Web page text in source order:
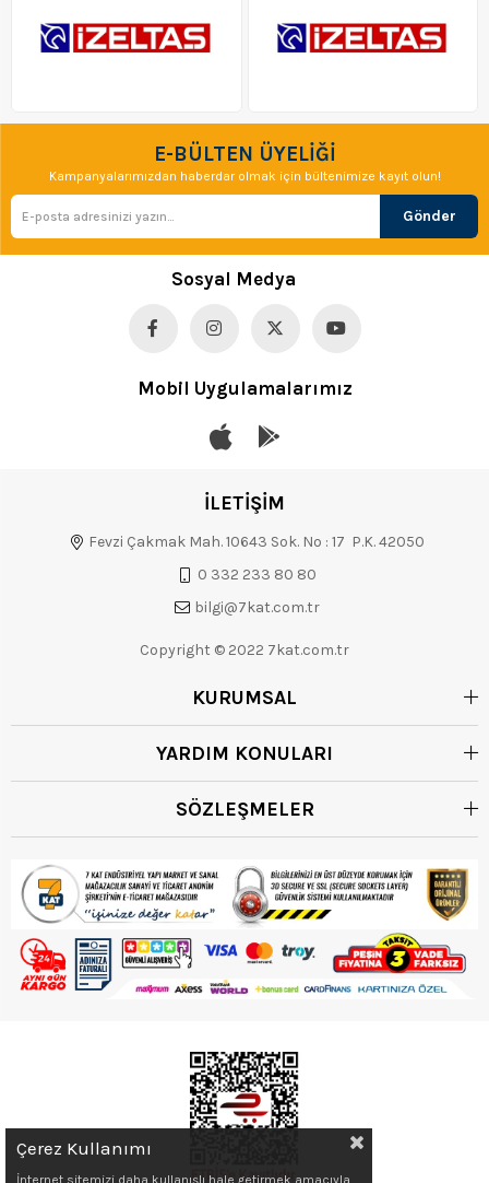
E-BÜLTEN ÜYELİĞİ
Kampanyalarımızdan haberdar olmak için bültenimize kayıt olun!
Gönder
Sosyal Medya
Mobil Uygulamalarımız
İLETİŞİM
Fevzi Çakmak Mah. 10643 Sok. No : 17 P.K. 42050
0 332 233 80 80
bilgi@7kat.com.tr
Copyright © 2022 7kat.com.tr
KURUMSAL
YARDIM KONULARI
SÖZLEŞMELER
Çerez Kullanımı
İnternet sitemizi daha kullanışlı hale getirmek amacıyla